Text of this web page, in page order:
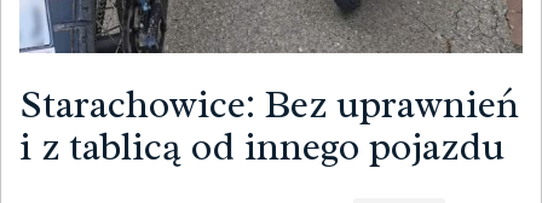
Starachowice: Bez uprawnień
i z tablicą od innego pojazdu